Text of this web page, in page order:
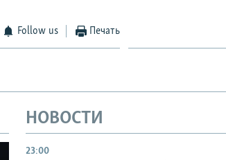
Follow us Печать
НОВОСТИ
23:00